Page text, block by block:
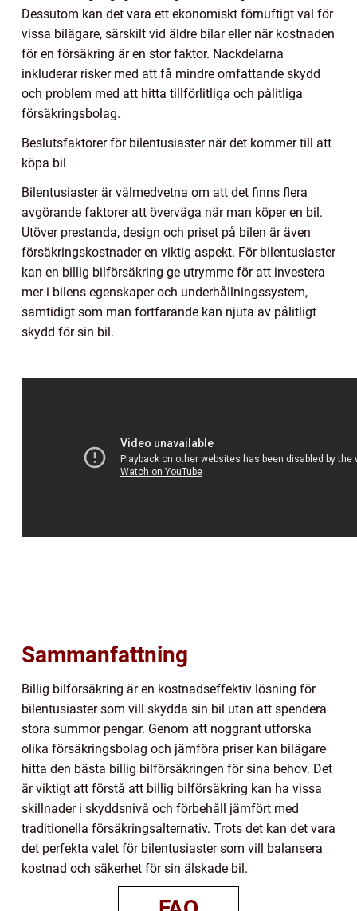
Dessutom kan det vara ett ekonomiskt förnuftigt val för
vissa bilägare, särskilt vid äldre bilar eller när kostnaden
för en försäkring är en stor faktor. Nackdelarna
inkluderar risker med att få mindre omfattande skydd
och problem med att hitta tillförlitliga och pålitliga
försäkringsbolag.
Beslutsfaktorer för bilentusiaster när det kommer till att
köpa bil
Bilentusiaster är välmedvetna om att det finns flera
avgörande faktorer att överväga när man köper en bil.
Utöver prestanda, design och priset på bilen är även
försäkringskostnader en viktig aspekt. För bilentusiaster
kan en billig bilförsäkring ge utrymme för att investera
mer i bilens egenskaper och underhållningssystem,
samtidigt som man fortfarande kan njuta av pålitligt
skydd för sin bil.
Sammanfattning
Billig bilförsäkring är en kostnadseffektiv lösning för
bilentusiaster som vill skydda sin bil utan att spendera
stora summor pengar. Genom att noggrant utforska
olika försäkringsbolag och jämföra priser kan bilägare
hitta den bästa billig bilförsäkringen för sina behov. Det
är viktigt att förstå att billig bilförsäkring kan ha vissa
skillnader i skyddsnivå och förbehåll jämfört med
traditionella försäkringsalternativ. Trots det kan det vara
det perfekta valet för bilentusiaster som vill balansera
kostnad och säkerhet för sin älskade bil.